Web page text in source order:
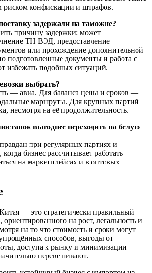
риском конфискации и штрафов.
задержали на таможне?
причину задержки: может
ТН ВЭД, предоставление
или прохождение дополнительной
подготовленные документы и работа с
избежать подобных ситуаций.
выбрать?
— авиа. Для баланса цены и сроков —
маршруты. Для крупных партий
несмотря на её продолжительность.
выгоднее переходить на белую
при регулярных партиях и
бизнес рассчитывает работать
на маркетплейсах и в оптовых
— это стратегически правильный
ориентированного на рост, легальность и
на то что стоимость и сроки могут
способов, выгоды от
доступа к рынку и минимизации
перевешивают.